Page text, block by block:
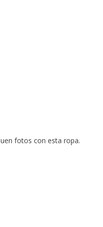
fotos con esta ropa.